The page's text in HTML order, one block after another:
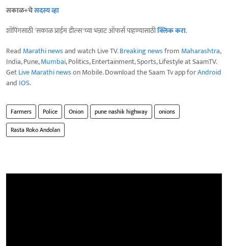
सकाळ+चेसदस्य व्हा
शॉपिंगसाठी 'सकाळ प्राईम डील्स'च्या भन्नाट ऑफर्स पाहण्यासाठीक्लिक करा.
Read Marathi newsand watch Live TV.Breaking newsfrom Maharashtra,
India, Pune,Mumbai, Politics, Entertainment, Sports, Lifestyle at SaamTV.
GetLive Marathi newson Mobile. Download the Saam Tv app forAndroid
and IOS.
Farmers Police Onion pune nashik highway
onions
Rasta Roko Andolan